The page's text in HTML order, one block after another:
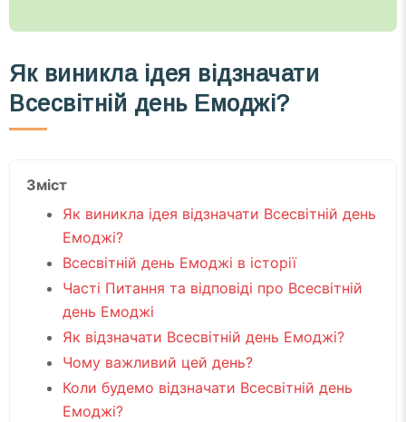
Як виникла ідея відзначати
Всесвітній день Емоджі?
Зміст
Як виникла ідея відзначати Всесвітній день
Емоджі?
Всесвітній день Емоджі в історії
Часті Питання та відповіді про Всесвітній
день Емоджі
Як відзначати Всесвітній день Емоджі?
Чому важливий цей день?
Коли будемо відзначати Всесвітній день
Емоджі?